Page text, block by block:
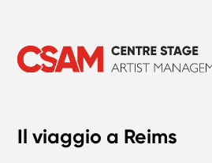
Il viaggio a Reims